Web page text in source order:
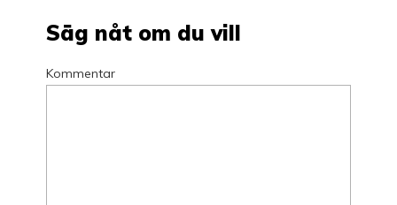
Säg nåt om du vill
Kommentar